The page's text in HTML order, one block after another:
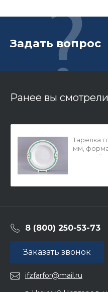
Задать вопрос
Ранее вы смотрели
Тарелка
мм,
8 (800) 250-53-73
Заказать звонок
ifzfarfor@mail.ru